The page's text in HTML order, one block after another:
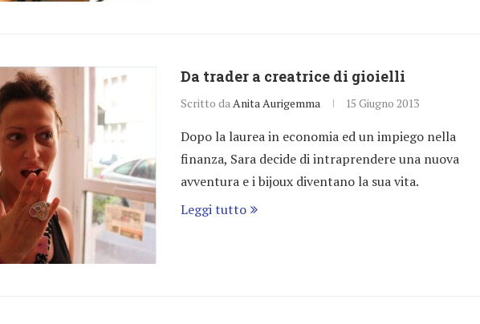
Da trader a creatrice di gioielli
Scritto da Anita Aurigemma 15 Giugno 2013
Dopo la laurea in economia ed un impiego nella
finanza, Sara decide di intraprendere una nuova
avventura e i bijoux diventano la sua vita.
Leggi tutto